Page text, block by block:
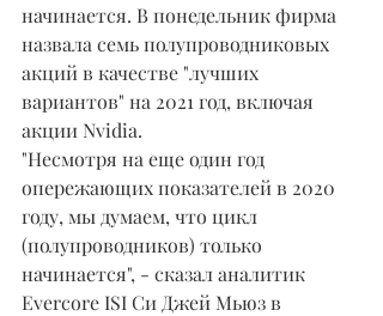
начинается. В понедельник фирма
назвала семь полупроводниковых
акций в качестве "лучших
вариантов" на 2021 год, включая
акции Nvidia.
"Несмотря на еще один год
опережающих показателей в 2020
году, мы думаем, что цикл
(полупроводников) только
начинается", - сказал аналитик
Evercore ISI Си Джей Мьюз в